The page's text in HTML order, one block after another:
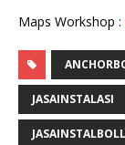
Maps Workshop :
JASAINSTALASI